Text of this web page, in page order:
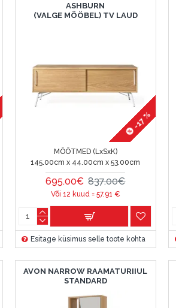
ASHBURN
(VALGE MÖÖBEL) TV LAUD
-17 %
MÕÕTMED (LxSxK)
145.00cm x 44.00cm x 53.00cm
695.00€ 837.00€
Või 12 kuud = 57.91 €
Esitage küsimus selle toote kohta
AVON NARROW RAAMATURIIUL
STANDARD